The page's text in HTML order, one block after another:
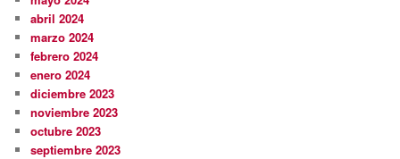
abril 2024
marzo 2024
febrero 2024
enero 2024
diciembre 2023
noviembre 2023
octubre 2023
septiembre 2023